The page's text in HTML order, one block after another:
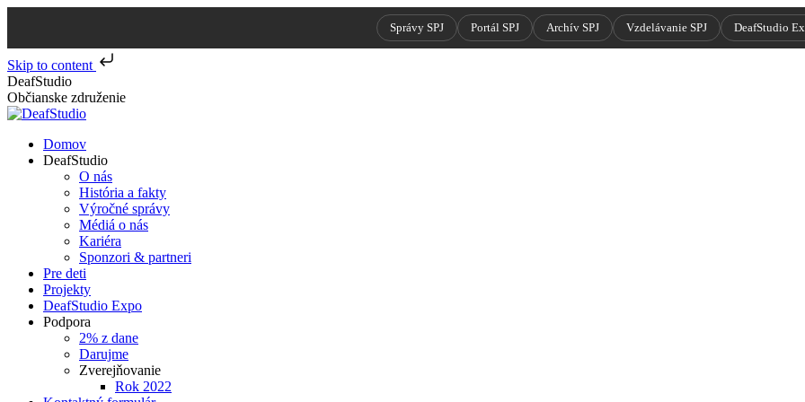
Správy SPJ Portál SPJ Archív SPJ Vzdelávanie SPJ DeafStudio
Skip to content
Skip
to
content
DeafStudio
Občianske združenie
Domov
DeafStudio
O nás
História a fakty
Výročné správy
Médiá o nás
Kariéra
Sponzori & partneri
Pre deti
Projekty
DeafStudio Expo
Podpora
2% z dane
Darujme
Zverejňovanie
Rok 2022